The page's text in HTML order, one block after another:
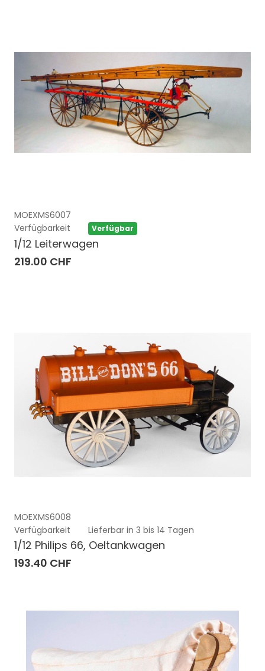
MOEXMS6007
Verfügbarkeit
Verfügbar
1/12 Leiterwagen
219.00 CHF
MOEXMS6008
Verfügbarkeit
Lieferbar in 3 bis 14 Tagen
1/12 Philips 66, Oeltankwagen
193.40 CHF